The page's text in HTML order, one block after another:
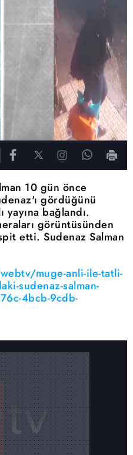
10 gün önce
gördüğünü
yayına bağlandı.
görüntüsünden
etti. Sudenaz Salman
muge-anli-ile-tatli-
sudenaz-salman-
4bcb-9cdb-